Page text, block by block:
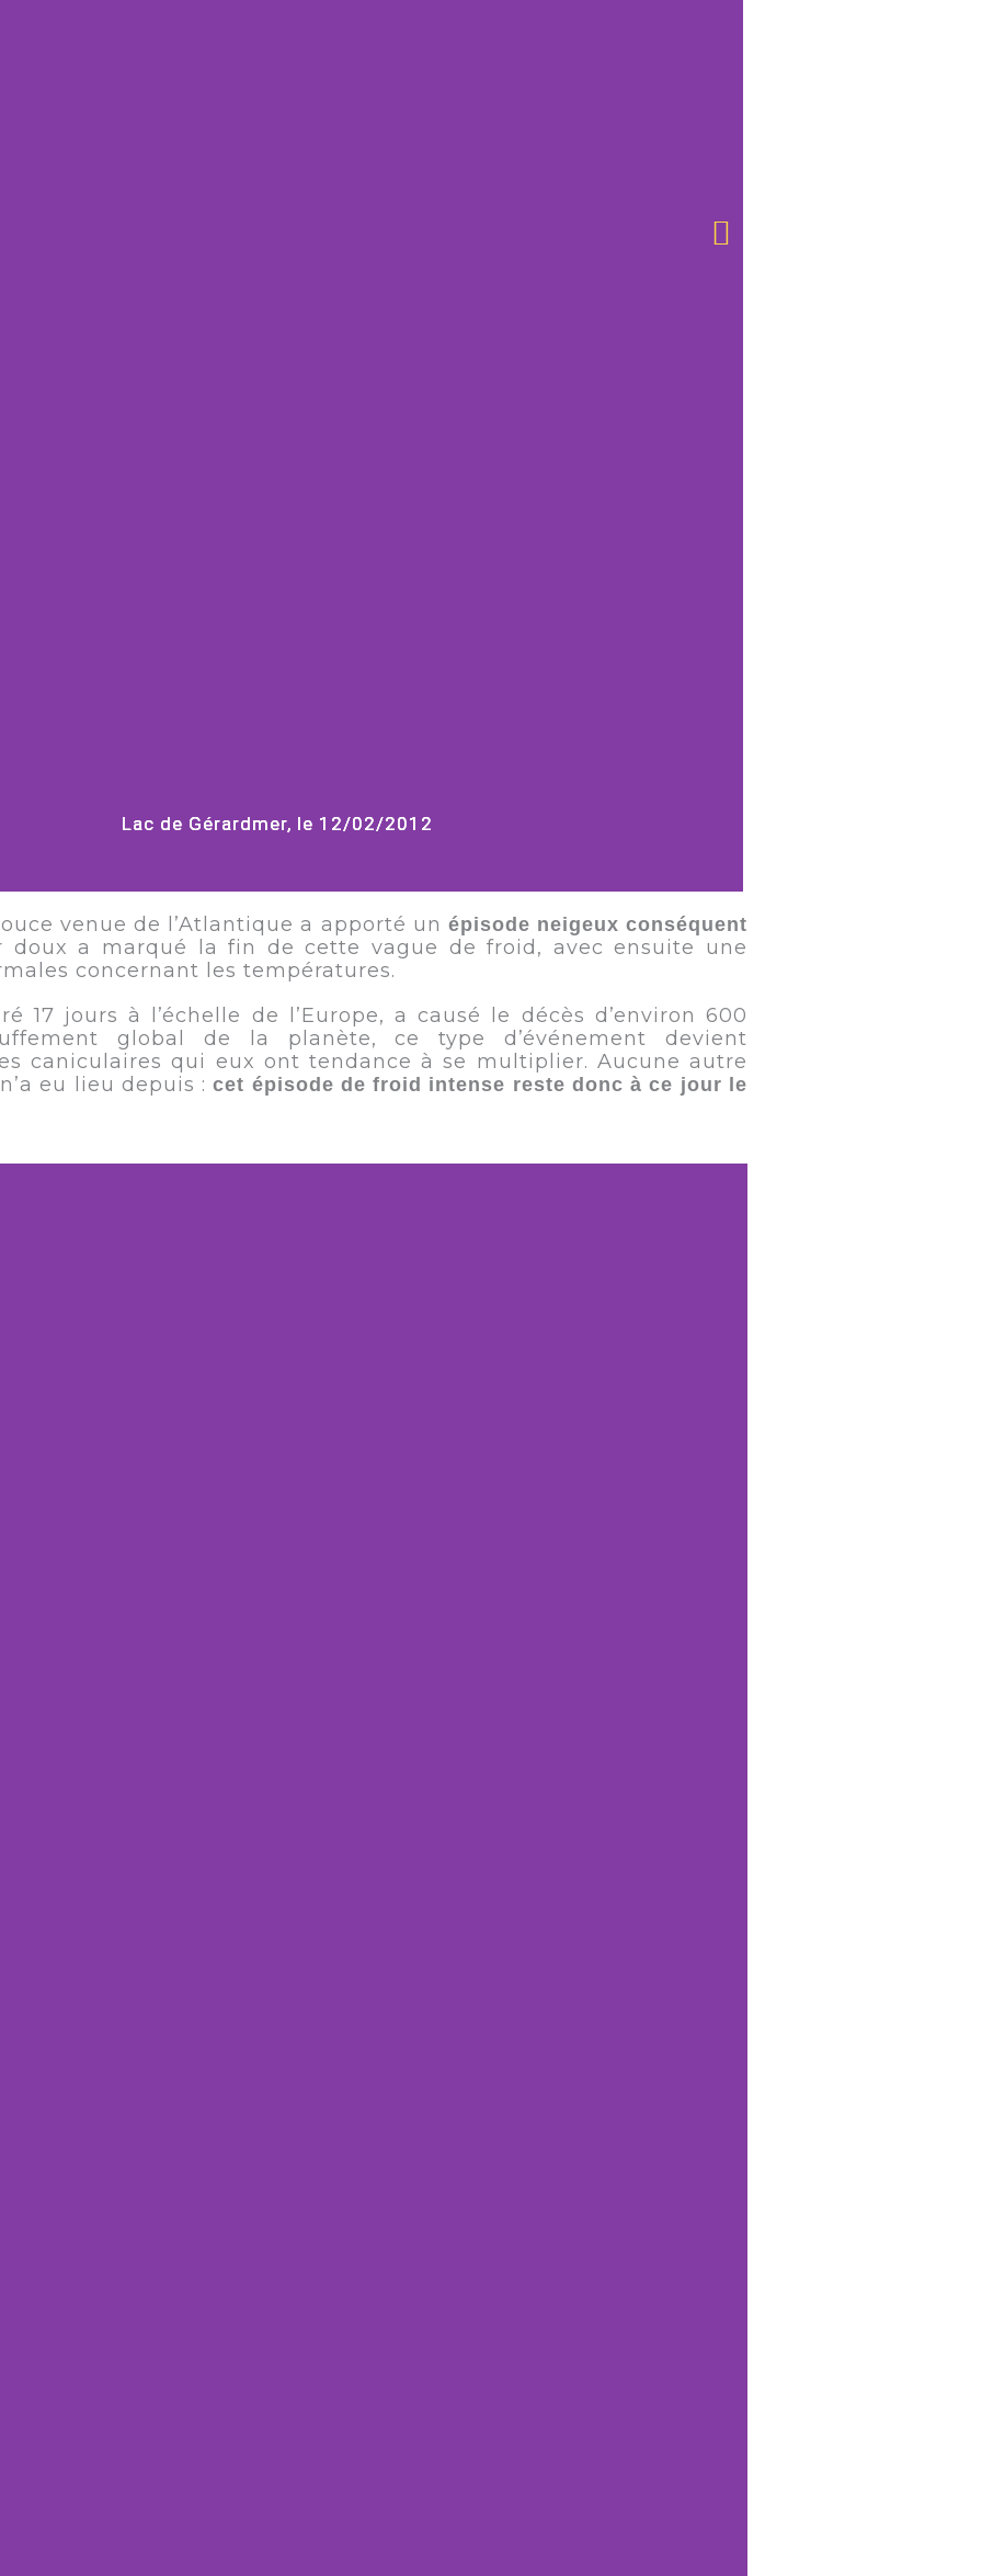
Lac de Gérardmer, le 12/02/2012
Lac de Gérardmer, le 12/02/2012
Lac de Gérardmer, le 12/02/2012
venue de l’Atlantique a apporté un épisode neigeux conséquent
doux a marqué la fin de cette vague de froid, avec ensuite une
concernant les températures.
jours à l’échelle de l’Europe, a causé le décès d’environ 600
global de la planète, ce type d’événement devient
caniculaires qui eux ont tendance à se multiplier. Aucune autre
eu lieu depuis :cet épisode de froid intense reste donc à ce jour le